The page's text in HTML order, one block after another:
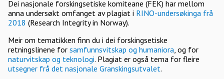
Dei nasjonale forskingsetiske komiteane (FEK) har mellom
anna undersøkt omfanget av plagiat i RINO-undersøkinga frå
2018 (Research Integrity in Norway).
Meir om tematikken finn du i dei forskingsetiske
retningslinene for samfunnsvitskap og humaniora, og for
naturvitskap og teknologi. Plagiat er også tema for fleire
utsegner frå det nasjonale Granskingsutvalet.